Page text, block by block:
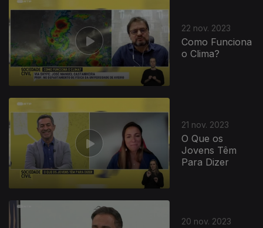
22 nov. 2023
Como Funciona
o Clima?
21 nov. 2023
O Que os
Jovens Têm
Para Dizer
20 nov. 2023